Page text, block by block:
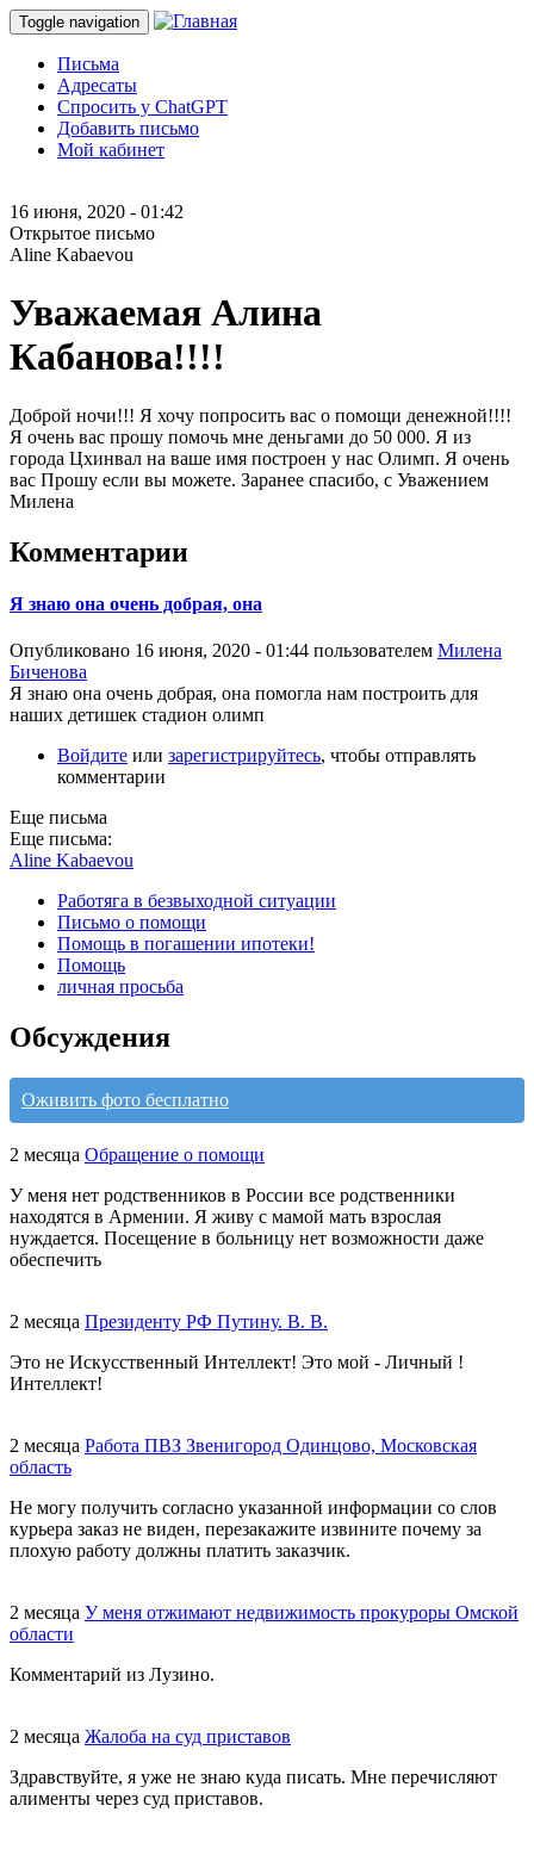
Toggle navigation
Письма
Адресаты
Спросить у ChatGPT
Добавить письмо
Мой кабинет
16 июня, 2020 - 01:42
Открытое письмо
Aline Kabaevou
Уважаемая Алина
Кабанова!!!!
Доброй ночи!!! Я хочу попросить вас о помощи денежной!!!!
Я очень вас прошу помочь мне деньгами до 50 000. Я из
города Цхинвал на ваше имя построен у нас Олимп. Я очень
вас Прошу если вы можете. Заранее спасибо, с Уважением
Милена
Комментарии
Я знаю она очень добрая, она
Опубликовано 16 июня, 2020 - 01:44 пользователем Милена
Биченова
Я знаю она очень добрая, она помогла нам построить для
наших детишек стадион олимп
Войдите или зарегистрируйтесь, чтобы отправлять
комментарии
Еще письма
Еще письма:
Aline Kabaevou
Работяга в безвыходной ситуации
Письмо о помощи
Помощь в погашении ипотеки!
Помощь
личная просьба
Обсуждения
Оживить фото бесплатно
2 месяца Обращение о помощи
У меня нет родственников в России все родственники
находятся в Армении. Я живу с мамой мать взрослая
нуждается. Посещение в больницу нет возможности даже
обеспечить
2 месяца Президенту РФ Путину. В. В.
Это не Искусственный Интеллект! Это мой - Личный !
Интеллект!
2 месяца Работа ПВЗ Звенигород Одинцово, Московская
область
Не могу получить согласно указанной информации со слов
курьера заказ не виден, перезакажите извините почему за
плохую работу должны платить заказчик.
2 месяца У меня отжимают недвижимость прокуроры Омской
области
Комментарий из Лузино.
2 месяца Жалоба на суд приставов
Здравствуйте, я уже не знаю куда писать. Мне перечисляют
алименты через суд приставов.